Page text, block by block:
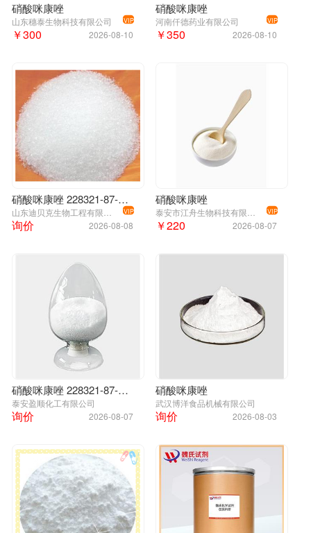
硝酸咪康唑
山东穗泰生物科技有限公司 VIP
2026-08-10
￥300
硝酸咪康唑
河南仟德药业有限公司 VIP
2026-08-10
￥350
硝酸咪康唑 228321-87-7 99%
VIP
2026-08-08
询价
硝酸咪康唑
VIP
2026-08-07
￥220
硝酸咪康唑 228321-87-7 纯度 99%
泰安盈顺化工有限公司
2026-08-07
询价
硝酸咪康唑
武汉博洋食品机械有限公司
2026-08-03
询价